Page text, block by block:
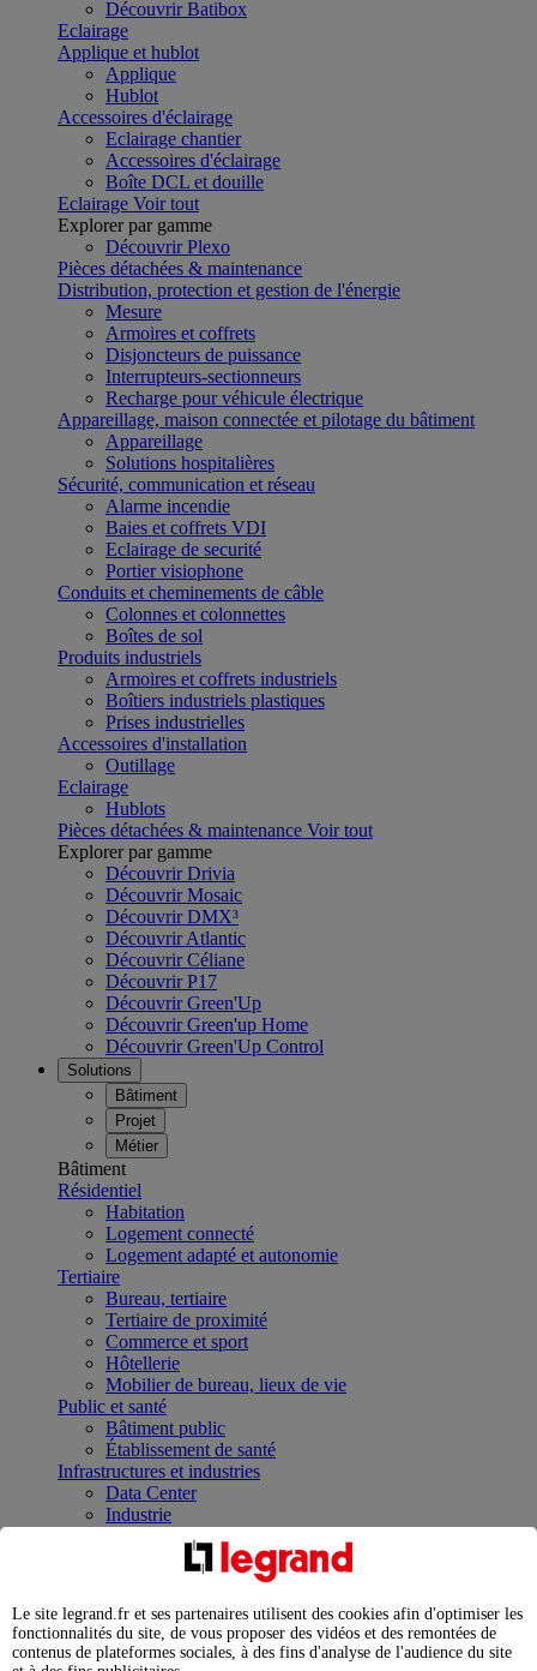
Découvrir Batibox
Eclairage
Applique et hublot
Applique
Hublot
Accessoires d'éclairage
Eclairage chantier
Accessoires d'éclairage
Boîte DCL et douille
Eclairage Voir tout
Explorer par gamme
Découvrir Plexo
Pièces détachées & maintenance
Distribution, protection et gestion de l'énergie
Mesure
Armoires et coffrets
Disjoncteurs de puissance
Interrupteurs-sectionneurs
Recharge pour véhicule électrique
Appareillage, maison connectée et pilotage du bâtiment
Appareillage
Solutions hospitalières
Sécurité, communication et réseau
Alarme incendie
Baies et coffrets VDI
Eclairage de securité
Portier visiophone
Conduits et cheminements de câble
Colonnes et colonnettes
Boîtes de sol
Produits industriels
Armoires et coffrets industriels
Boîtiers industriels plastiques
Prises industrielles
Accessoires d'installation
Outillage
Eclairage
Hublots
Pièces détachées & maintenance Voir tout
Explorer par gamme
Découvrir Drivia
Découvrir Mosaic
Découvrir DMX³
Découvrir Atlantic
Découvrir Céliane
Découvrir P17
Découvrir Green'Up
Découvrir Green'up Home
Découvrir Green'Up Control
Solutions
Bâtiment
Projet
Métier
Bâtiment
Résidentiel
Habitation
Logement connecté
Logement adapté et autonomie
Tertiaire
Bureau, tertiaire
Tertiaire de proximité
Commerce et sport
Hôtellerie
Mobilier de bureau, lieux de vie
Public et santé
Bâtiment public
Établissement de santé
Infrastructures et industries
Data Center
Industrie
Infrastructures
Contrôler et planifier le fonctionnement des appareils
Répartir et optimiser son tableau électrique
Legrand Data Center Solutions : concentrer les
expertises au service de vos performances
Le site legrand.fr et ses partenaires utilisent des cookies afin d'optimiser les
fonctionnalités du site, de vous proposer des vidéos et des remontées de
contenus de plateformes sociales, à des fins d'analyse de l'audience du site